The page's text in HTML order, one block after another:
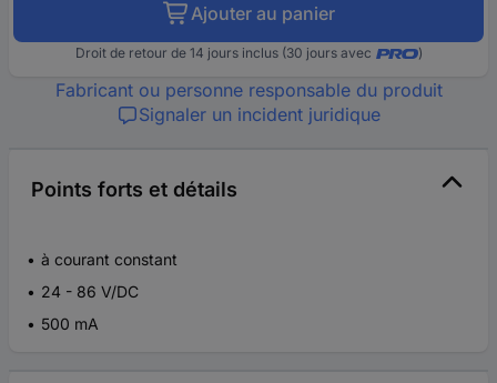
Ajouter au panier
Droit de retour de 14 jours inclus (30 jours avec )
Fabricant ou personne responsable du produit
Signaler un incident juridique
Points forts et détails
à courant constant
24 - 86 V/DC
500 mA